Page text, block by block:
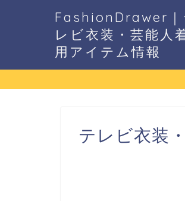
FashionDrawer｜
レビ衣装・芸能人
用アイテム情報
テレビ衣装